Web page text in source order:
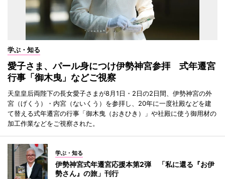
学ぶ・知る
愛子さま、パール身につけ伊勢神宮参拝 式年遷宮
行事「御木曳」などご視察
天皇皇后両陛下の長女愛子さまが8月1日・2日の2日間、伊勢神宮の外
宮（げくう）・内宮（ないくう）を参拝し、20年に一度社殿などを建
て替える式年遷宮の行事「御木曳（おきひき）」や社殿に使う御用材の
加工作業などをご視察された。
学ぶ・知る
伊勢神宮式年遷宮応援本第2弾 「私に還る『お伊
勢さん』の旅」刊行